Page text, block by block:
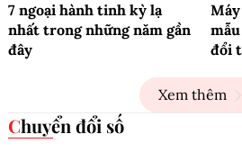
7 ngoại hành tinh kỳ lạ
nhất trong những năm gần
đây
đổi
Xem thêm
Chuyển đổi số